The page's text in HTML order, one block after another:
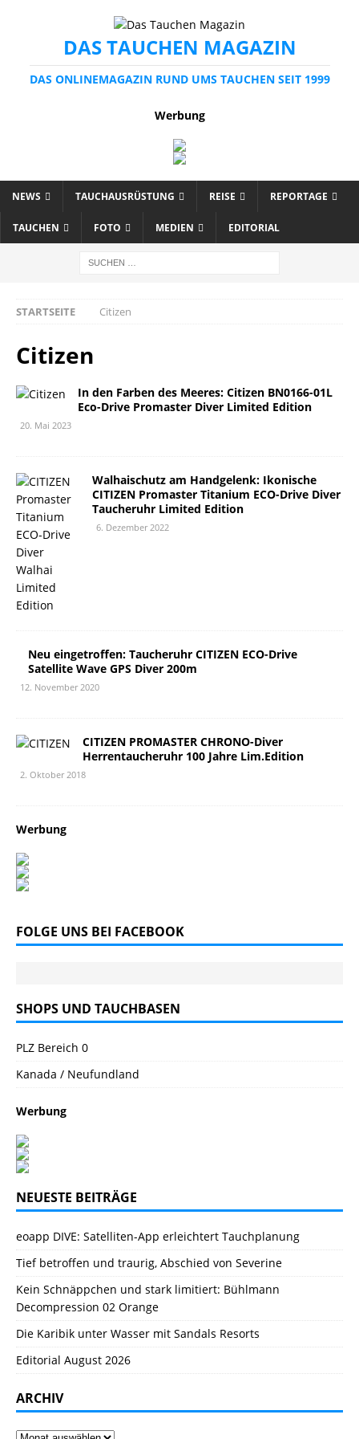
DAS TAUCHEN MAGAZIN
DAS ONLINEMAGAZIN RUND UMS TAUCHEN SEIT 1999
Werbung
NEWS TAUCHAUSRÜSTUNG REISE REPORTAGE
TAUCHEN FOTO MEDIEN EDITORIAL
STARTSEITE Citizen
Citizen
In den Farben des Meeres: Citizen BN0166-01L
Eco-Drive Promaster Diver Limited Edition
20. Mai 2023
Walhaischutz am Handgelenk: Ikonische
CITIZEN Promaster Titanium ECO-Drive Diver
Taucheruhr Limited Edition
6. Dezember 2022
Neu eingetroffen: Taucheruhr CITIZEN ECO-Drive
Satellite Wave GPS Diver 200m
12. November 2020
CITIZEN PROMASTER CHRONO-Diver
Herrentaucheruhr 100 Jahre Lim.Edition
2. Oktober 2018
Werbung
FOLGE UNS BEI FACEBOOK
SHOPS UND TAUCHBASEN
PLZ Bereich 0
Kanada / Neufundland
Werbung
NEUESTE BEITRÄGE
eoapp DIVE: Satelliten-App erleichtert Tauchplanung
Tief betroffen und traurig, Abschied von Severine
Kein Schnäppchen und stark limitiert: Bühlmann
Decompression 02 Orange
Die Karibik unter Wasser mit Sandals Resorts
Editorial August 2026
ARCHIV